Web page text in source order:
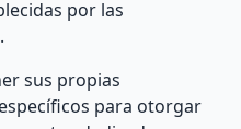
por las
sus propias
para otorgar